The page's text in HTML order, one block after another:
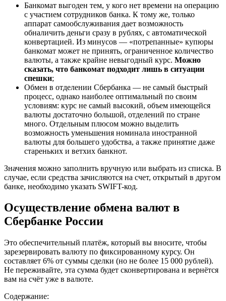
Банкомат выгоден тем, у кого нет времени на операцию
с участием сотрудников банка. К тому же, только
аппарат самообслуживания дает возможность
обналичить деньги сразу в рублях, с автоматической
конвертацией. Из минусов — «потрепанные» купюры
банкомат может не принять, ограниченное количество
валюты, а также крайне невыгодный курс. Можно
сказать, что банкомат подходит лишь в ситуации
спешки;
Обмен в отделении Сбербанка — не самый быстрый
процесс, однако наиболее оптимальный по своим
условиям: курс не самый высокий, объем имеющейся
валюты достаточно большой, отделений по стране
много. Отдельным плюсом можно выделить
возможность уменьшения номинала иностранной
валюты для большего удобства, а также принятие даже
стареньких и ветхих банкнот.
Значения можно заполнить вручную или выбрать из списка. В
случае, если средства зачисляются на счет, открытый в другом
банке, необходимо указать SWIFT-код.
Осуществление обмена валют в
Сбербанке России
Это обеспечительный платёж, который вы вносите, чтобы
зарезервировать валюту по фиксированному курсу. Он
составляет 6% от суммы сделки (но не более 15 000 рублей).
Не переживайте, эта сумма будет сконвертирована и вернётся
вам на счёт уже в валюте.
Содержание: